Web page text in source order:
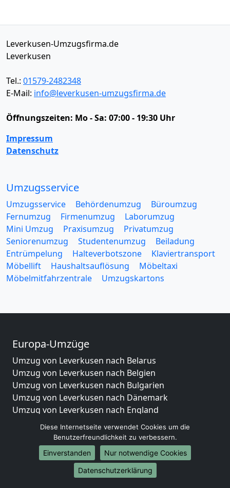
Leverkusen-Umzugsfirma.de
Leverkusen
Tel.: 01579-2482348
E-Mail: info@leverkusen-umzugsfirma.de
Öffnungszeiten: Mo - Sa: 07:00 - 19:30 Uhr
Impressum
Datenschutz
Umzugsservice
Umzugsservice Behördenumzug
Büroumzug
Fernumzug
Firmenumzug
Laborumzug
Mini Umzug
Praxisumzug
Privatumzug
Seniorenumzug
Studentenumzug
Beiladung
Entrümpelung
Halteverbotszone
Klaviertransport
Möbellift
Haushaltsauflösung
Möbeltaxi
Möbelmitfahrzentrale
Umzugskartons
Europa-Umzüge
Umzug von Leverkusen nach Belarus
Umzug von Leverkusen nach Belgien
Umzug von Leverkusen nach Bulgarien
Umzug von Leverkusen nach Dänemark
Umzug von Leverkusen nach England
Umzug von Leverkusen nach Portugal
Umzug von Leverkusen nach Bosnien
und Herzegowina
Umzug von Leverkusen nach Irland
Umzug von Leverkusen nach Lettland
Diese Internetseite verwendet Cookies um die
Benutzerfreundlichkeit zu verbessern.
Einverstanden
Nur notwendige Cookies
Datenschutzerklärung